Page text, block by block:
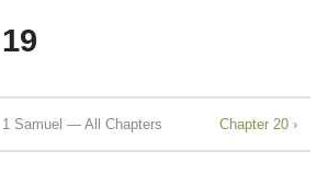
1 Samuel — All Chapters Chapter 20 ›